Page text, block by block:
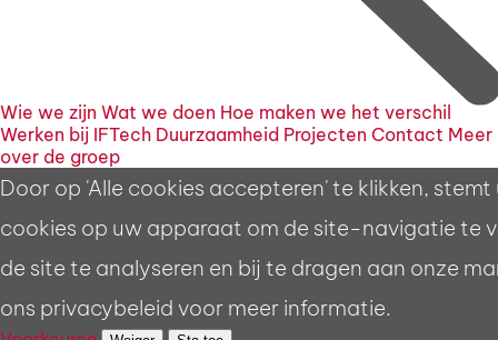
Wie we zijn Wat we doen Hoe maken we het verschil
Werken bij IFTech Duurzaamheid Projecten Contact Meer
over de groep
Door op 'Alle cookies accepteren' te klikken,
cookies op uw apparaat om de site-navigatie te
de site te analyseren en bij te dragen aan onze
ons privacybeleid voor meer informatie.